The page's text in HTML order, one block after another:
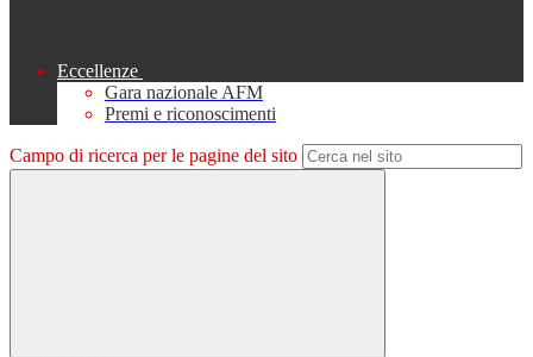
Eccellenze
Gara nazionale AFM
Premi e riconoscimenti
Campo di ricerca per le pagine del sito